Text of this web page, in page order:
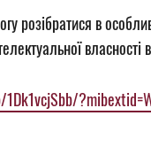
розібратися в
власності